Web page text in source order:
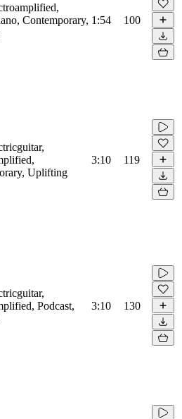
Contemporary, 1:54 100
Uplifting
3:10 119
Podcast,
3:10 130